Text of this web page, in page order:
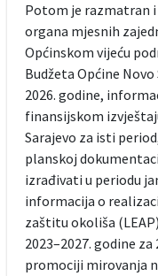
Potom je razmatran i
organa mjesnih
Općinskom vijeću
Budžeta Općine
2026. godine,
finansijskom
Sarajevo za isti
planskoj
izrađivati u periodu
informacija o
zaštitu okoliša
2023–2027. godine
promociji mirovanja